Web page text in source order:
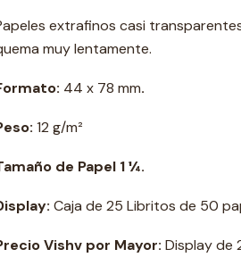
extrafinos casi
muy lentamente.
44 x 78 mm.
12 g/m²
de Papel 1 ¼.
Caja de 25 Libritos de 50
Vishv por Mayor: Display de